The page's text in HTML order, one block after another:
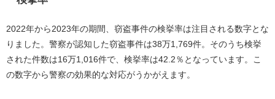
2022年から2023年の期間、窃盗事件の検挙率は注目される数字とな
りました。警察が認知した窃盗事件は38万1,769件。そのうち検挙
された件数は16万1,016件で、検挙率は42.2％となっています。こ
の数字から警察の効果的な対応がうかがえます。